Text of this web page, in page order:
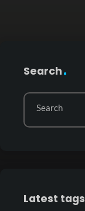
Search
Search
Latest tags